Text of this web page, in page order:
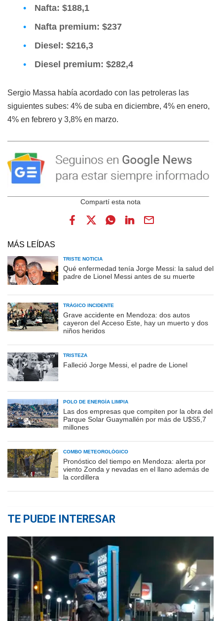
Nafta: $188,1
Nafta premium: $237
Diesel: $216,3
Diesel premium: $282,4
Sergio Massa había acordado con las petroleras las
siguientes subes: 4% de suba en diciembre, 4% en enero,
4% en febrero y 3,8% en marzo.
MÁS LEÍDAS
TRISTE NOTICIA
Qué enfermedad tenía Jorge Messi: la salud del
padre de Lionel Messi antes de su muerte
TRÁGICO INCIDENTE
Grave accidente en Mendoza: dos autos
cayeron del Acceso Este, hay un muerto y dos
niños heridos
TRISTEZA
Falleció Jorge Messi, el padre de Lionel
POLO DE ENERGÍA LIMPIA
Las dos empresas que compiten por la obra del
Parque Solar Guaymallén por más de U$S5,7
millones
COMBO METEOROLÓGICO
Pronóstico del tiempo en Mendoza: alerta por
viento Zonda y nevadas en el llano además de
la cordillera
TE PUEDE INTERESAR